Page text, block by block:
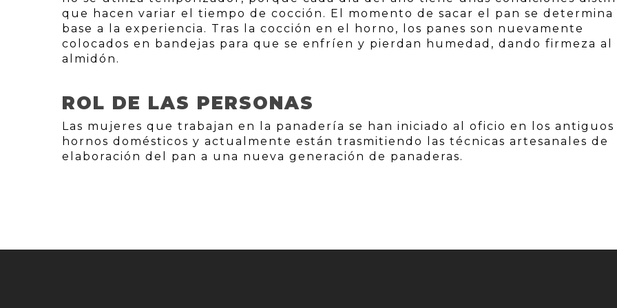
que hacen variar el tiempo de cocción. El momento de sacar el pan se determina
base a la experiencia. Tras la cocción en el horno, los panes son nuevamente
colocados en bandejas para que se enfríen y pierdan humedad, dando firmeza al
almidón.
ROL DE LAS PERSONAS
Las mujeres que trabajan en la panadería se han iniciado al oficio en los antiguos
hornos domésticos y actualmente están trasmitiendo las técnicas artesanales de
elaboración del pan a una nueva generación de panaderas.